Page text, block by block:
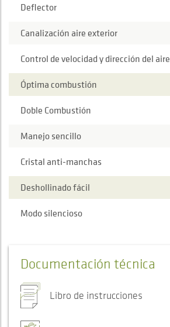
Deflector
Canalización aire exterior
Control de velocidad y dirección del aire
Óptima combustión
Doble Combustión
Manejo sencillo
Cristal anti-manchas
Deshollinado fácil
Modo silencioso
Documentación técnica
Libro de instrucciones